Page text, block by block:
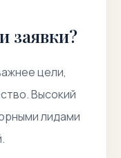
заявки?
цели,
Высокий
лидами